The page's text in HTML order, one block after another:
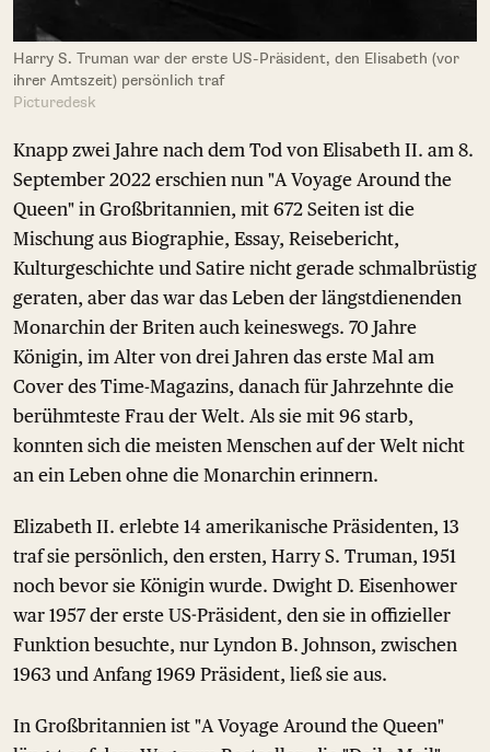
Harry S. Truman war der erste US-Präsident, den Elisabeth (vor
ihrer Amtszeit) persönlich traf
Picturedesk
Knapp zwei Jahre nach dem Tod von Elisabeth II. am 8.
September 2022 erschien nun "A Voyage Around the
Queen" in Großbritannien, mit 672 Seiten ist die
Mischung aus Biographie, Essay, Reisebericht,
Kulturgeschichte und Satire nicht gerade schmalbrüstig
geraten, aber das war das Leben der längstdienenden
Monarchin der Briten auch keineswegs. 70 Jahre
Königin, im Alter von drei Jahren das erste Mal am
Cover des Time-Magazins, danach für Jahrzehnte die
berühmteste Frau der Welt. Als sie mit 96 starb,
konnten sich die meisten Menschen auf der Welt nicht
an ein Leben ohne die Monarchin erinnern.
Elizabeth II. erlebte 14 amerikanische Präsidenten, 13
traf sie persönlich, den ersten, Harry S. Truman, 1951
noch bevor sie Königin wurde. Dwight D. Eisenhower
war 1957 der erste US-Präsident, den sie in offizieller
Funktion besuchte, nur Lyndon B. Johnson, zwischen
1963 und Anfang 1969 Präsident, ließ sie aus.
In Großbritannien ist "A Voyage Around the Queen"